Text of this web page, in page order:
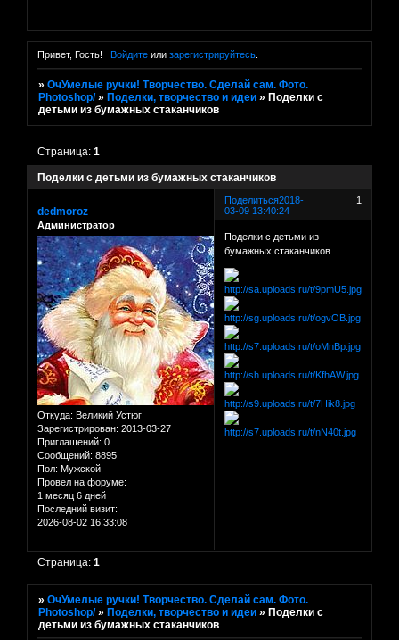
Привет, Гость! Войдитеили зарегистрируйтесь.
»ОчУмелые ручки! Творчество. Сделай сам. Фото.
Photoshop/ » Поделки, творчество и идеи » Поделки с
детьми из бумажных стаканчиков
Поделки с детьми из бумажных стаканчиков
Страница:1
Поделиться 1
2018-
03-09 13:40:24
dedmoroz
Администратор
Откуда: Великий Устюг
Зарегистрирован: 2013-03-27
Приглашений: 0
Сообщений: 8895
Пол: Мужской
Провел на форуме:
1 месяц 6 дней
Последний визит:
2026-08-02 16:33:08
Поделки с детьми из
бумажных стаканчиков
Страница:1
»ОчУмелые ручки! Творчество. Сделай сам. Фото.
Photoshop/ »Поделки, творчество и идеи »Поделки с
детьми из бумажных стаканчиков